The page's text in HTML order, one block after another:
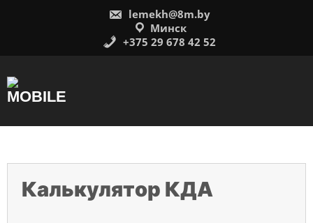
lemekh@8m.by
Минск
+375 29 678 42 52
Калькулятор КДА